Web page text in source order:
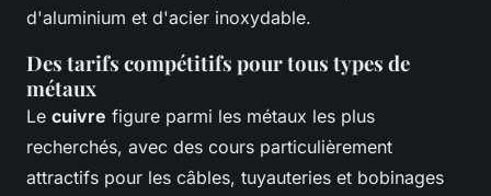
d'aluminium et d'acier inoxydable.
Des tarifs compétitifs pour tous types de
métaux
Le cuivre figure parmi les métaux les plus
recherchés, avec des cours particulièrement
attractifs pour les câbles, tuyauteries et bobinages